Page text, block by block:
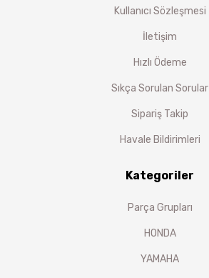
Kullanıcı Sözleşmesi
İletişim
Hızlı Ödeme
Sıkça Sorulan Sorular
Sipariş Takip
Havale Bildirimleri
Kategoriler
Parça Grupları
HONDA
YAMAHA